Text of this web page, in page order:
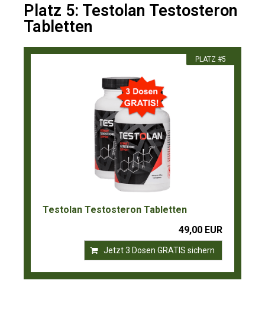
Platz 5: Testolan Testosteron
Tabletten
PLATZ #5
Testolan Testosteron Tabletten
49,00 EUR
Jetzt 3 Dosen GRATIS sichern